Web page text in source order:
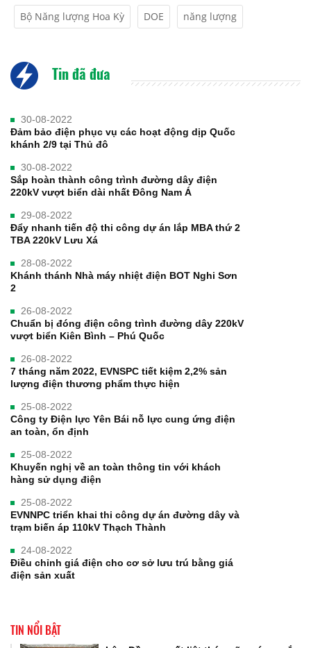
Bộ Năng lượng Hoa Kỳ DOE năng lượng
Tin đã đưa
30-08-2022
Đảm bảo điện phục vụ các hoạt động dịp Quốc
khánh 2/9 tại Thủ đô
30-08-2022
Sắp hoàn thành công trình đường dây điện
220kV vượt biển dài nhất Đông Nam Á
29-08-2022
Đẩy nhanh tiến độ thi công dự án lắp MBA thứ 2
TBA 220kV Lưu Xá
28-08-2022
Khánh thánh Nhà máy nhiệt điện BOT Nghi Sơn
2
26-08-2022
Chuẩn bị đóng điện công trình đường dây 220kV
vượt biển Kiên Bình – Phú Quốc
26-08-2022
7 tháng năm 2022, EVNSPC tiết kiệm 2,2% sản
lượng điện thương phẩm thực hiện
25-08-2022
Công ty Điện lực Yên Bái nỗ lực cung ứng điện
an toàn, ổn định
25-08-2022
Khuyến nghị về an toàn thông tin với khách
hàng sử dụng điện
25-08-2022
EVNNPC triển khai thi công dự án đường dây và
trạm biến áp 110kV Thạch Thành
24-08-2022
Điều chỉnh giá điện cho cơ sở lưu trú bằng giá
điện sản xuất
TIN NỔI BẬT